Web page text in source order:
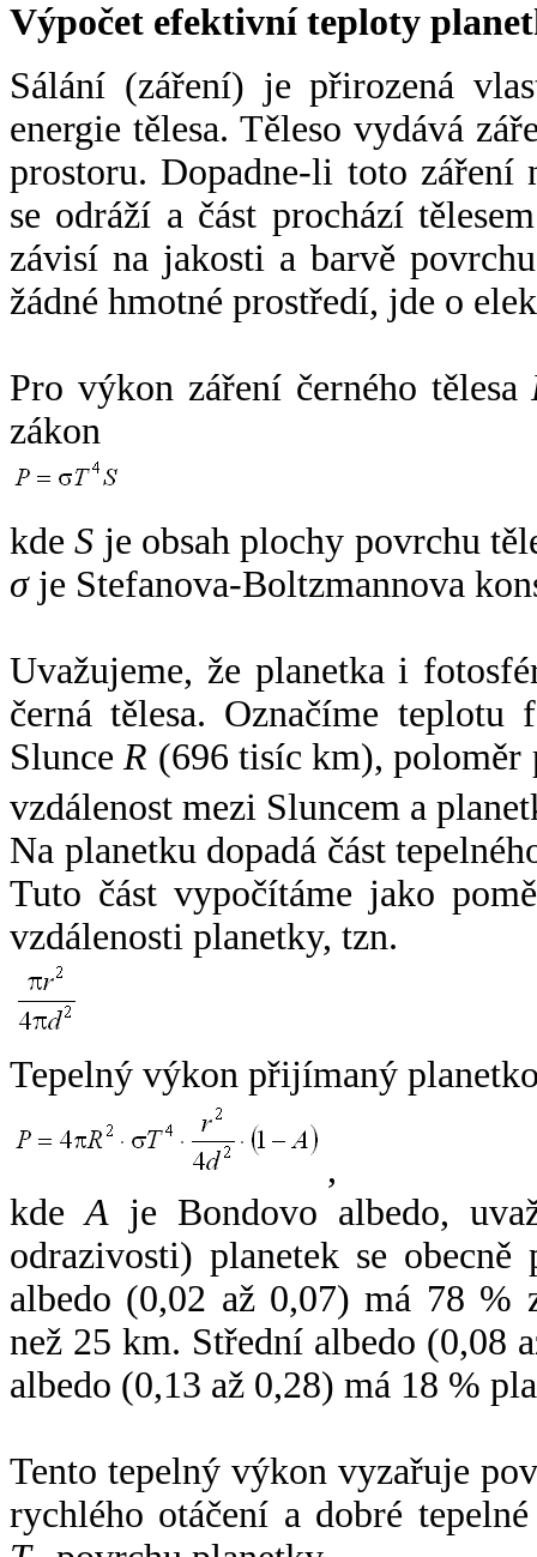
Výpočet efektivní teploty
Sálání (záření) je přirozená
energie tělesa. Těleso vydává
prostoru. Dopadne-li toto záření
se odráží a část prochází
závisí na jakosti a barvě
žádné hmotné prostředí, jde o
Pro výkon záření černého tělesa
zákon
kdeS je obsah plochy povrchu
σje Stefanova-Boltzmannova
Uvažujeme, že planetka i
černá tělesa. Označíme
SlunceR (696 tisíc km),
vzdálenost mezi Sluncem a
Na planetku dopadá část
Tuto část vypočítáme jako
vzdálenosti planetky, tzn.
Tepelný výkon přijímaný
,
kdeA je Bondovo albedo,
odrazivosti) planetek se
albedo (0,02 až 0,07) má 78 %
než 25 km. Střední albedo (0,08
albedo (0,13 až 0,28) má 18 %
Tento tepelný výkon vyzařuje
rychlého otáčení a dobré